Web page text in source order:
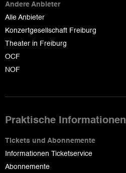
Andere Anbieter
Alle Anbieter
Konzertgesellschaft Freiburg
Theater in Freiburg
OCF
NOF
Praktische Informationen
Tickets und Abonnemente
Informationen Ticketservice
Abonnemente